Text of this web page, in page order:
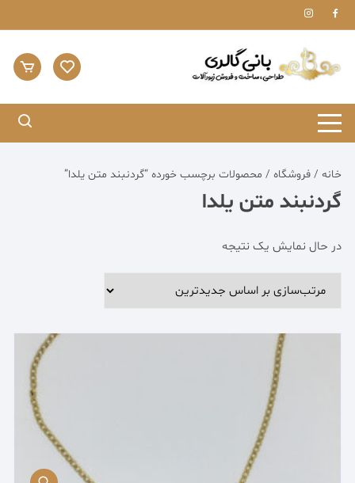
Skip
to
خانه /فروشگاه / محصولات برچسب خورده “گردنبند متن یلدا”
گردنبند متن یلدا
در حال نمایش یک نتیجه